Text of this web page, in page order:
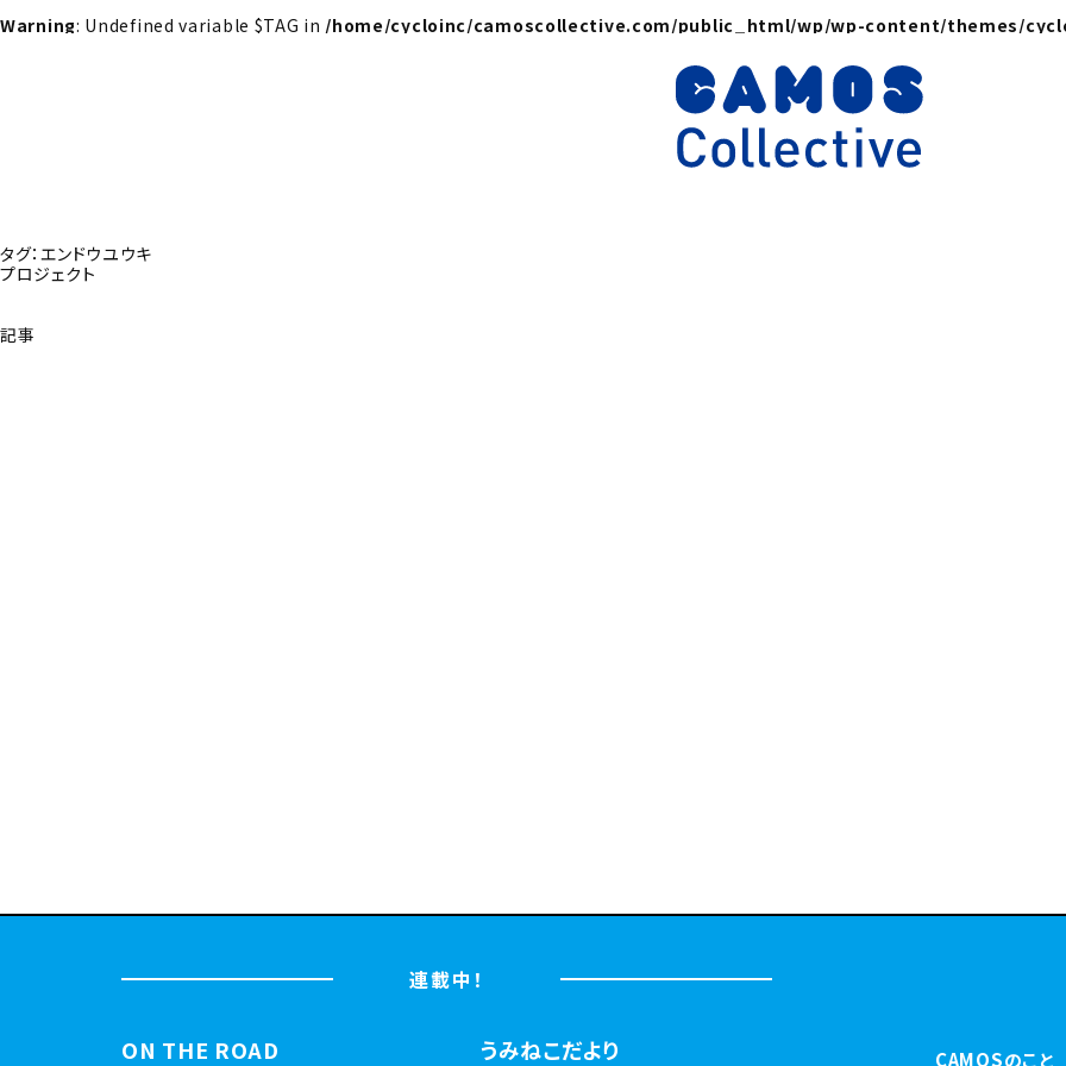
Warning: Undefined variable $TAG in /home/cycloinc/camoscollective.com/public_html/wp/wp-content/themes/
タグ：エンドウユウキ
プロジェクト
記事
連載中！
ON THE ROAD うみねこだより CAMOSのこと